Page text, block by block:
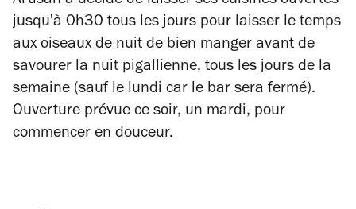
jusqu'à 0h30 tous les jours pour laisser le temps
aux oiseaux de nuit de bien manger avant de
savourer la nuit pigallienne, tous les jours de la
semaine (sauf le lundi car le bar sera fermé).
Ouverture prévue ce soir, un mardi, pour
commencer en douceur.